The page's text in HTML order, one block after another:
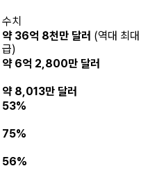
수치
약 36억 8천만 달러 (역대 최대
급)
약 6억 2,800만 달러
약 8,013만 달러
53%
75%
56%